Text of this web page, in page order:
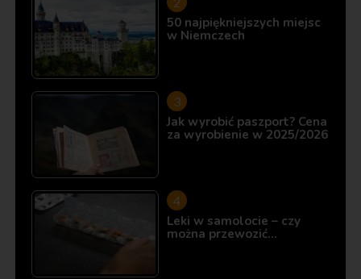
50 najpiękniejszych miejsc
w Niemczech
Jak wyrobić paszport? Cena
za wyrobienie w 2025/2026
Leki w samolocie – czy
można przewozić…